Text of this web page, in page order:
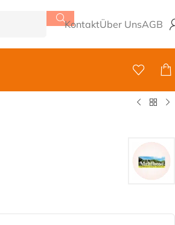
KontaktÜber UnsAGB